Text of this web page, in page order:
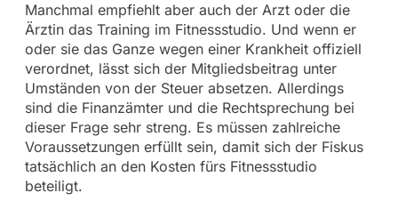
Manchmal empfiehlt aber auch der Arzt oder die
Ärztin das Training im Fitnessstudio. Und wenn er
oder sie das Ganze wegen einer Krankheit offiziell
verordnet, lässt sich der Mitgliedsbeitrag unter
Umständen von der Steuer absetzen. Allerdings
sind die Finanzämter und die Rechtsprechung bei
dieser Frage sehr streng. Es müssen zahlreiche
Voraussetzungen erfüllt sein, damit sich der Fiskus
tatsächlich an den Kosten fürs Fitnessstudio
beteiligt.